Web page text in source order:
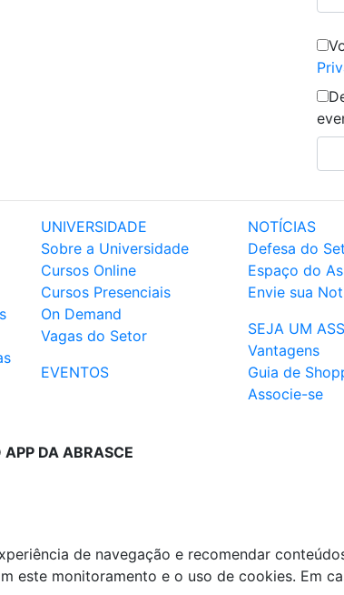
UNIVERSIDADE
Sobre a Universidade
Cursos Online
Cursos Presenciais
On Demand
Vagas do Setor
EVENTOS
NOTÍCIAS
Defesa do
Espaço do
Envie sua
SEJA UM
Vantagens
Guia de
Associe-se
DA ABRASCE
de navegação e recomendar
este monitoramento e o uso de cookies. Em